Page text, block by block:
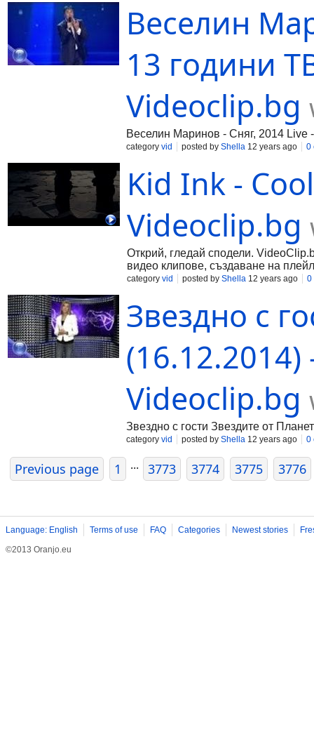
Веселин
13 години
Videoclip.bg
Веселин Маринов - Сняг, 2014 Live
category vid posted by Shella 12 years ago 0
Kid Ink -
Videoclip.bg
Открий, гледай сподели.
видео клипове, създаване на
category vid posted by Shella 12 years ago 0
Звездно с
Videoclip.bg
Звездно с гости Звездите от
category vid posted by Shella 12 years ago 0
Previous page 1 ... 3773 3774 3775 3776
Language: English Terms of use FAQ Categories Newest stories
©2013 Oranjo.eu